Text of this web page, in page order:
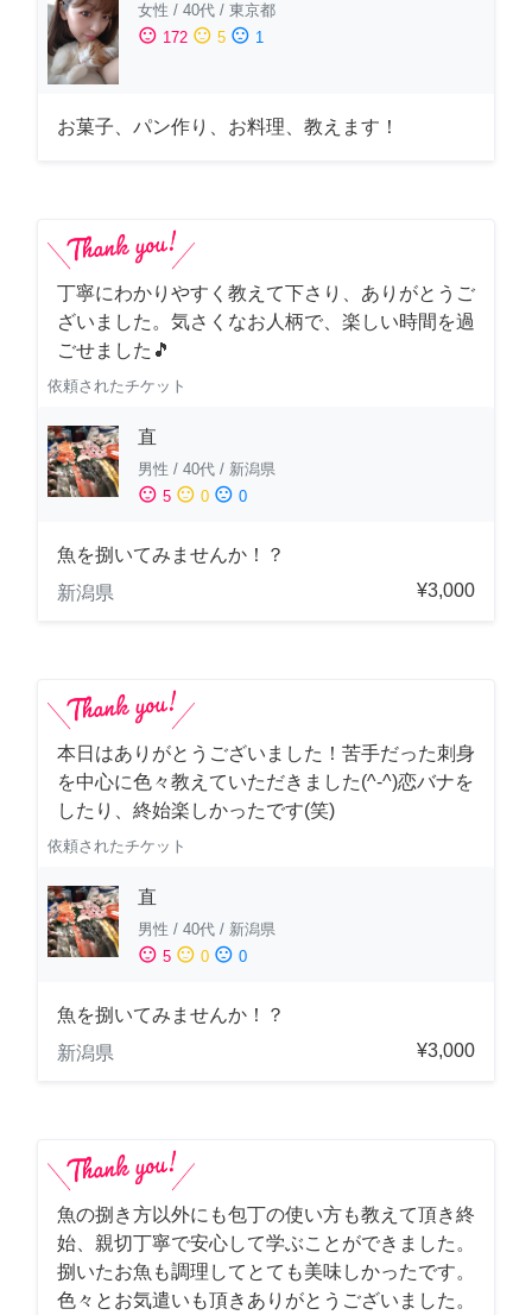
女性 / 40代 / 東京都
sentiment_satisfied 172 sentiment_neutral 5 sentiment_dissatisfied 1
お菓子、パン作り、お料理、教えます！
丁寧にわかりやすく教えて下さり、ありがとうご
ざいました。気さくなお人柄で、楽しい時間を過
ごせました🎵
依頼されたチケット
直
男性 / 40代 / 新潟県
sentiment_satisfied 5 sentiment_neutral 0 sentiment_dissatisfied 0
魚を捌いてみませんか！？
新潟県
¥3,000
本日はありがとうございました！苦手だった刺身
を中心に色々教えていただきました(^-^)恋バナを
したり、終始楽しかったです(笑)
依頼されたチケット
直
男性 / 40代 / 新潟県
sentiment_satisfied 5 sentiment_neutral 0 sentiment_dissatisfied 0
魚を捌いてみませんか！？
新潟県
¥3,000
魚の捌き方以外にも包丁の使い方も教えて頂き終
始、親切丁寧で安心して学ぶことができました。
捌いたお魚も調理してとても美味しかったです。
色々とお気遣いも頂きありがとうございました。